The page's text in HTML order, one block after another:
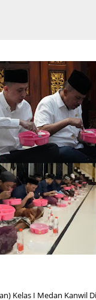
Kelas I Medan Kanwil